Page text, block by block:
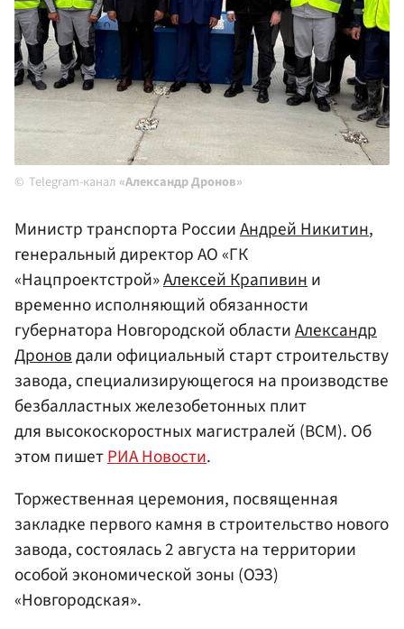
Telegram-канал «Александр Дронов»
Министр транспорта РоссииАндрей Никитин,
генеральный директор АО «ГК
«Нацпроектстрой»Алексей Крапивини
временно исполняющий обязанности
губернатора Новгородской областиАлександр
Дроновдали официальный старт строительству
завода, специализирующегося на производстве
безбалластных железобетонных плит
для высокоскоростных магистралей (ВСМ). Об
этом пишетРИА Новости.
Торжественная церемония, посвященная
закладке первого камня в строительство нового
завода, состоялась 2 августа на территории
особой экономической зоны (ОЭЗ)
«Новгородская».